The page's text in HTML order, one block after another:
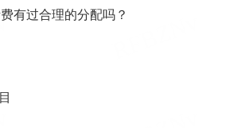
有过合理的分配吗？